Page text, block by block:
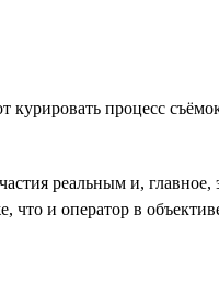
процесс
реальным и,
что и оператор в